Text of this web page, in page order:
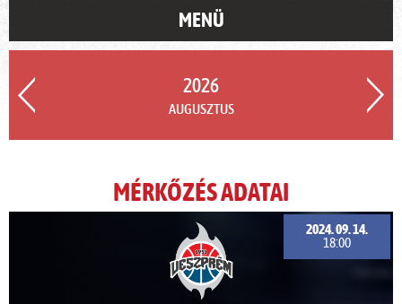
MENÜ
2026
AUGUSZTUS
MÉRKŐZÉS ADATAI
2024. 09. 14.
18:00